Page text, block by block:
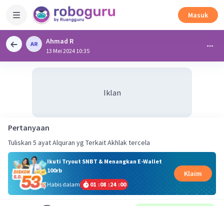
Masuk
Ahmad R
13 Mei 2024 10:35
Iklan
Pertanyaan
Tuliskan 5 ayat Alquran yg Terkait Akhlak tercela
Ikuti Tryout SNBT & Menangkan E-Wallet
100rb
Habis dalam
01 :08 :23 :59
Klaim